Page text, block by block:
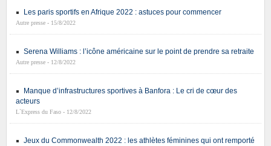
Les paris sportifs en Afrique 2022 : astuces pour commencer
Autre presse - 15/8/2022
Serena Williams : l’icône américaine sur le point de prendre sa retraite
Autre presse - 12/8/2022
Manque d’infrastructures sportives à Banfora : Le cri de cœur des
acteurs
L`Express du Faso - 12/8/2022
Jeux du Commonwealth 2022 : les athlètes féminines qui ont remporté